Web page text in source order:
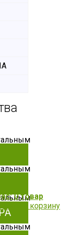
0 товар
в корзину